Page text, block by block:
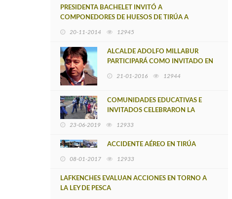
PRESIDENTA BACHELET INVITÓ A
COMPONEDORES DE HUESOS DE TIRÚA A
20-11-2014 12945
ALCALDE ADOLFO MILLABUR
PARTICIPARÁ COMO INVITADO EN
21-01-2016 12944
COMUNIDADES EDUCATIVAS E
INVITADOS CELEBRARON LA
23-06-2019 12933
ACCIDENTE AÉREO EN TIRÚA
08-01-2017 12933
LAFKENCHES EVALUAN ACCIONES EN TORNO A
LA LEY DE PESCA